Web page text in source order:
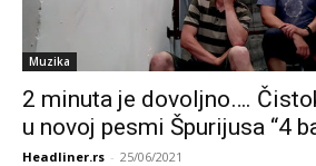
Muzika
2 minuta je dovoljno….
u novoj pesmi Špurijusa “4
Headliner.rs - 25/06/2021